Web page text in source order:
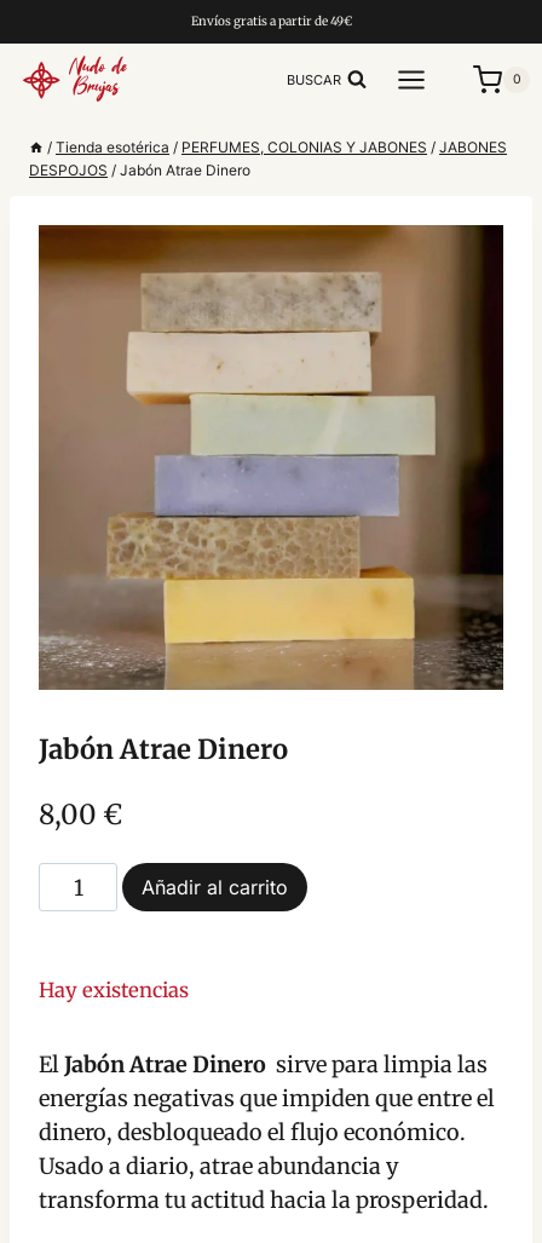
al
contenido
Envíos gratis a partir de 49€
BUSCAR 0
/ Tienda esotérica / PERFUMES, COLONIAS Y JABONES / JABONES
DESPOJOS / Jabón Atrae Dinero
Jabón Atrae Dinero
8,00 €
ElJabón Atrae Dinero sirve para limpia las
energías negativas que impiden que entre el
dinero, desbloqueado el flujo económico.
Usado a diario, atrae abundancia y
transforma tu actitud hacia la prosperidad.
Hay existencias
Jabón
Atrae
cantidad
Añadir al carrito